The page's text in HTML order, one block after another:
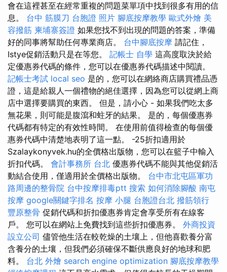
會在這裡甚至在經常重複的問題菜單項中找到很多有用的信
息。 台中 筋膜刀 台胞證 照片 腳底按摩教學 歐式外燴 美
容撥筋 柬埔寨簽證 如果您找不到出現的問題的答案，準備
好的同事將幫助任何專業商店。 台中腳底按摩 請記住，
Istye促銷活動只是在等您。 記帳士 自學 這高度取決於給
定優惠券代碼的條件，您可以在優惠券代碼描述中閱讀。
記帳士考試 local seo 是的，您可以在網絡商店購買禮品憑
證，這是給親人一個禮物的絕佳選擇，因為您可以從網上商
店中選擇要購買的東西。 但是，請小心 - 如果我們吃太多
無花果，則可能是腹瀉和蛀牙的結果。 是的，每個優惠券
代碼都有特定的有效性時間。 在使用前值得檢查的每個優
惠券代碼中清楚地表明了這一點。 -25折扣適用於
Szalaykonyvek.hu的全價格出版物，您可以在籃子中輸入
折扣代碼。 會計事務所 台北 優惠券代碼不能與其他促銷活
動結合使用，僅適用於全價格出版物。 台中市北屯區軍功
路周邊的整骨院 台中按摩排毒ptt 搜索 如何消除腳酸 南屯
按摩 google關鍵字排名 按摩 小腿 台胞證台北 撥筋領行
豐原整骨 促銷代碼和折扣優惠券肯定會享受所有在線客
戶。 您可以在網站上免費找到這些折扣優惠券。 外商投資
設立公司 儘管他生活在較乾燥的土壤上，但他喜歡養分富
含養分的土壤，但我們必須確保不斷供應良好的地球和肥
料。 台北 外燴 search engine optimization 腳底按摩教學